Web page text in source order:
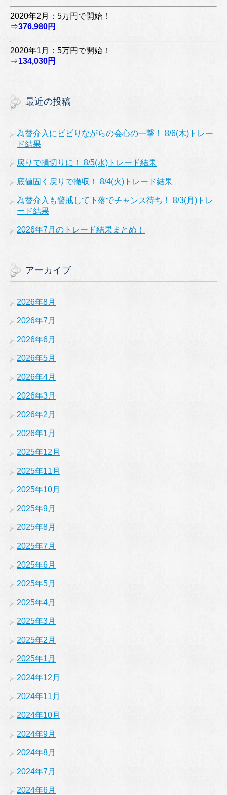
2020年2月：5万円で開始！
⇒376,980円
2020年1月：5万円で開始！
⇒134,030円
最近の投稿
為替介入にビビりながらの会心の一撃！ 8/6(木)トレー
ド結果
戻りで損切りに！ 8/5(水)トレード結果
底値固く戻りで撤収！ 8/4(火)トレード結果
為替介入も警戒して下落でチャンス待ち！ 8/3(月)トレ
ード結果
2026年7月のトレード結果まとめ！
アーカイブ
2026年8月
2026年7月
2026年6月
2026年5月
2026年4月
2026年3月
2026年2月
2026年1月
2025年12月
2025年11月
2025年10月
2025年9月
2025年8月
2025年7月
2025年6月
2025年5月
2025年4月
2025年3月
2025年2月
2025年1月
2024年12月
2024年11月
2024年10月
2024年9月
2024年8月
2024年7月
2024年6月